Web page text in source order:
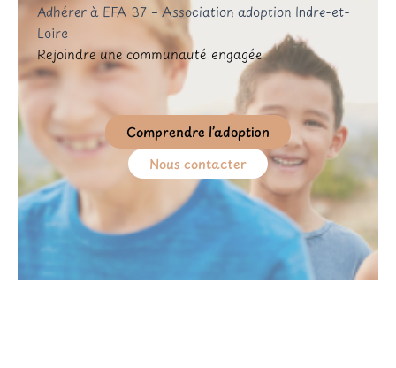
Adhérer à EFA 37 – Association adoption Indre-et-
Loire
Rejoindre une communauté engagée
Comprendre l’adoption
Nous contacter